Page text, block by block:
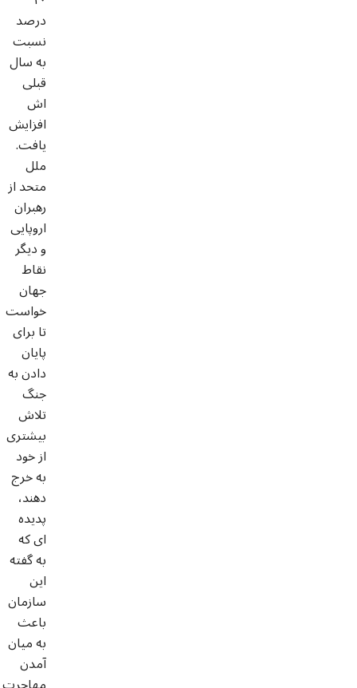
درصد
نسبت
به سال
قبلی
اش
افزایش
یافت.
ملل
متحد از
رهبران
اروپایی
و دیگر
نقاط
جهان
خواست
تا برای
پایان
دادن به
جنگ
تلاش
بیشتری
از خود
به خرج
دهند،
پدیده
ای که
به گفته
این
سازمان
باعث
به میان
آمدن